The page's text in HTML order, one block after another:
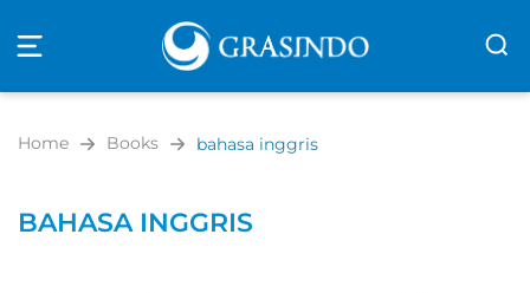
navigation
Home Books bahasa inggris
BAHASA INGGRIS